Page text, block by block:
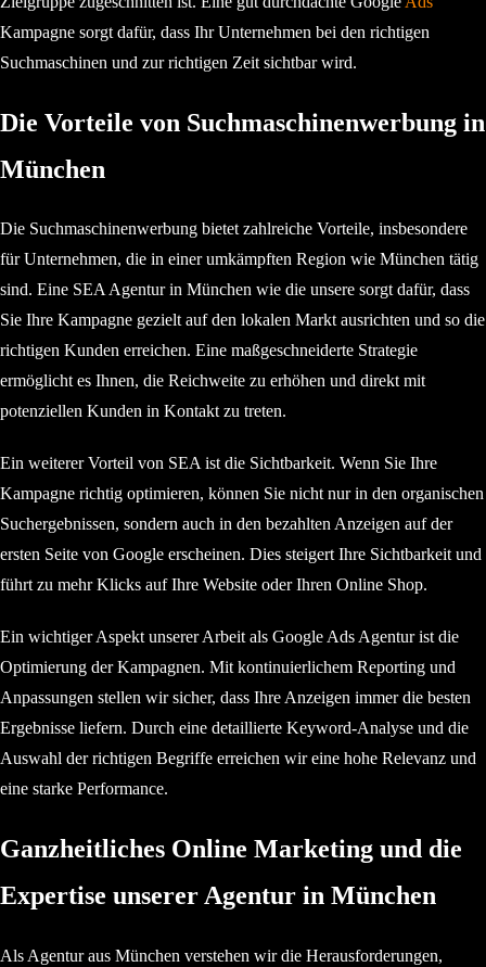
Kampagne sorgt dafür, dass Ihr Unternehmen bei den richtigen
Suchmaschinen und zur richtigen Zeit sichtbar wird.
Die Vorteile von Suchmaschinenwerbung in
München
Die Suchmaschinenwerbung bietet zahlreiche Vorteile, insbesondere
für Unternehmen, die in einer umkämpften Region wie München tätig
sind. Eine SEA Agentur in München wie die unsere sorgt dafür, dass
Sie Ihre Kampagne gezielt auf den lokalen Markt ausrichten und so die
richtigen Kunden erreichen. Eine maßgeschneiderte Strategie
ermöglicht es Ihnen, die Reichweite zu erhöhen und direkt mit
potenziellen Kunden in Kontakt zu treten.
Ein weiterer Vorteil von SEA ist die Sichtbarkeit. Wenn Sie Ihre
Kampagne richtig optimieren, können Sie nicht nur in den organischen
Suchergebnissen, sondern auch in den bezahlten Anzeigen auf der
ersten Seite von Google erscheinen. Dies steigert Ihre Sichtbarkeit und
führt zu mehr Klicks auf Ihre Website oder Ihren Online Shop.
Ein wichtiger Aspekt unserer Arbeit als Google Ads Agentur ist die
Optimierung der Kampagnen. Mit kontinuierlichem Reporting und
Anpassungen stellen wir sicher, dass Ihre Anzeigen immer die besten
Ergebnisse liefern. Durch eine detaillierte Keyword-Analyse und die
Auswahl der richtigen Begriffe erreichen wir eine hohe Relevanz und
eine starke Performance.
Ganzheitliches Online Marketing und die
Expertise unserer Agentur in München
Als Agentur aus München verstehen wir die Herausforderungen,